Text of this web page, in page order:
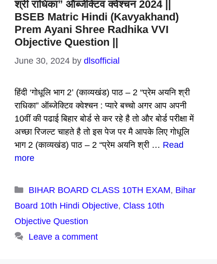
श्री राधिका” ऑब्जेक्टिव क्वेश्चन 2024 ||
BSEB Matric Hindi (Kavyakhand)
Prem Ayani Shree Radhika VVI
Objective Question ||
June 30, 2024 by dlsofficial
हिंदी ‘गोधूलि भाग 2’ (काव्यखंड) पाठ – 2 “प्रेम अयनि श्री
राधिका” ऑब्जेक्टिव क्वेश्चन : प्यारे बच्चो अगर आप अपनी
10वीं की पढाई बिहार बोर्ड से कर रहे है तो और बोर्ड परीक्षा में
अच्छा रिजल्ट चाहते है तो इस पेज पर मै आपके लिए गोधूलि
भाग 2 (काव्यखंड) पाठ – 2 “प्रेम अयनि श्री … Read
more
Categories
BIHAR BOARD CLASS 10TH EXAM, Bihar
Board 10th Hindi Objective, Class 10th
Objective Question
Leave a comment